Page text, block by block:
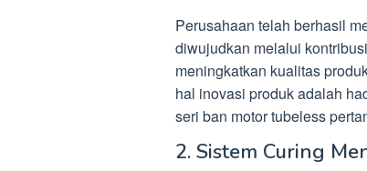
Perusahaan telah berhasil
diwujudkan melalui
meningkatkan kualitas
hal inovasi produk adalah
seri ban motor tubeless
2. Sistem Curing